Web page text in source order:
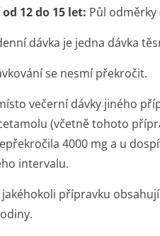
12 do 15 let: Půl
dávka je jedna dávka
se nesmí překročit.
večerní dávky jiného
(včetně tohoto
4000 mg a u
intervalu.
přípravku